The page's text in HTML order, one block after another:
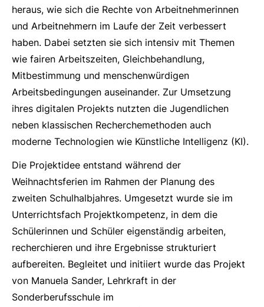
heraus, wie sich die Rechte von Arbeitnehmerinnen
und Arbeitnehmern im Laufe der Zeit verbessert
haben. Dabei setzten sie sich intensiv mit Themen
wie fairen Arbeitszeiten, Gleichbehandlung,
Mitbestimmung und menschenwürdigen
Arbeitsbedingungen auseinander. Zur Umsetzung
ihres digitalen Projekts nutzten die Jugendlichen
neben klassischen Recherchemethoden auch
moderne Technologien wie Künstliche Intelligenz (KI).
Die Projektidee entstand während der
Weihnachtsferien im Rahmen der Planung des
zweiten Schulhalbjahres. Umgesetzt wurde sie im
Unterrichtsfach Projektkompetenz, in dem die
Schülerinnen und Schüler eigenständig arbeiten,
recherchieren und ihre Ergebnisse strukturiert
aufbereiten. Begleitet und initiiert wurde das Projekt
von Manuela Sander, Lehrkraft in der
Sonderberufsschule im